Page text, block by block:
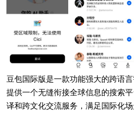
豆包国际版是一款功能强大的跨语
提供一个无缝衔接全球信息的搜索
译和跨文化交流服务，满足国际化